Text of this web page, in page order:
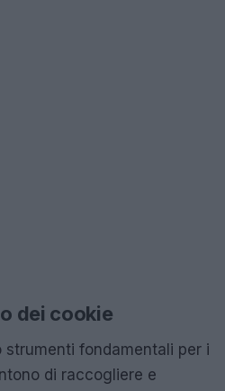
dei cookie
strumenti fondamentali per i
di raccogliere e